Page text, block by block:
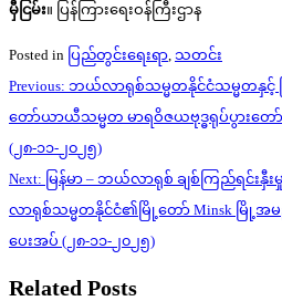
မှီငြမ်း။ ပြန်ကြားရေးဝန်ကြီးဌာန
Posted in ပြည်တွင်းရေးရာ, သတင်း
Post
navigation
Previous: ဘယ်လာရုစ်သမ္မတနိုင်ငံသမ္မတနှင့်
တော်ယာယီသမ္မတ မာရဝိဇယဗုဒ္ဓရုပ်ပွားတေ
(၂၈-၁၁-၂၀၂၅)
Next: မြန်မာ – ဘယ်လာရုစ် ချစ်ကြည်ရင်
လာရုစ်သမ္မတနိုင်ငံ၏မြို့တော် Minsk မြို့
ပေးအပ် (၂၈-၁၁-၂၀၂၅)
Related Posts